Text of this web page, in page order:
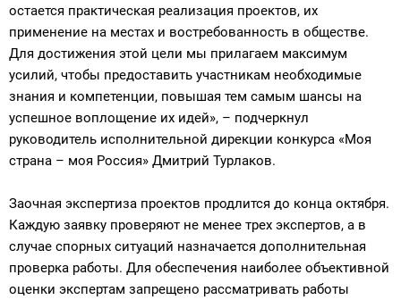
остается практическая реализация проектов, их
применение на местах и востребованность в обществе.
Для достижения этой цели мы прилагаем максимум
усилий, чтобы предоставить участникам необходимые
знания и компетенции, повышая тем самым шансы на
успешное воплощение их идей», – подчеркнул
руководитель исполнительной дирекции конкурса «Моя
страна – моя Россия» Дмитрий Турлаков.
Заочная экспертиза проектов продлится до конца октября.
Каждую заявку проверяют не менее трех экспертов, а в
случае спорных ситуаций назначается дополнительная
проверка работы. Для обеспечения наиболее объективной
оценки экспертам запрещено рассматривать работы